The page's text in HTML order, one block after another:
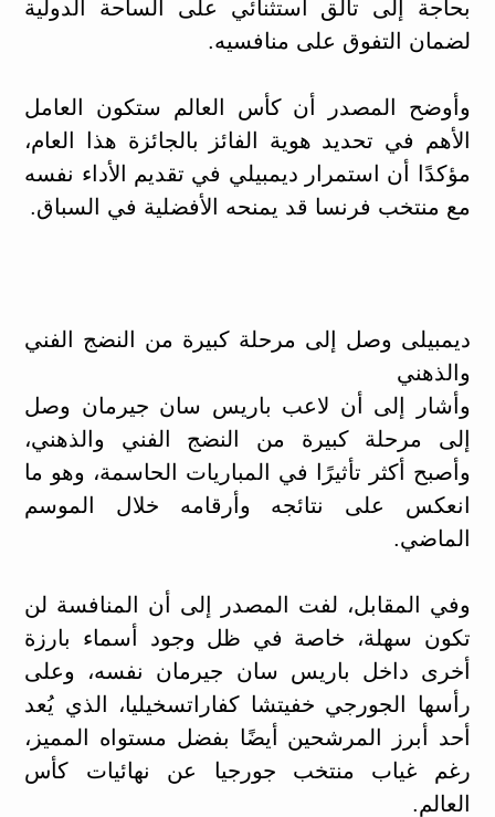
بحاجة إلى تألق استثنائي على الساحة الدولية
لضمان التفوق على منافسيه.
وأوضح المصدر أن كأس العالم ستكون العامل
الأهم في تحديد هوية الفائز بالجائزة هذا العام،
مؤكدًا أن استمرار ديمبيلي في تقديم الأداء نفسه
مع منتخب فرنسا قد يمنحه الأفضلية في السباق.
ديمبيلى وصل إلى مرحلة كبيرة من النضج الفني
والذهني
وأشار إلى أن لاعب باريس سان جيرمان وصل
إلى مرحلة كبيرة من النضج الفني والذهني،
وأصبح أكثر تأثيرًا في المباريات الحاسمة، وهو ما
انعكس على نتائجه وأرقامه خلال الموسم
الماضي.
وفي المقابل، لفت المصدر إلى أن المنافسة لن
تكون سهلة، خاصة في ظل وجود أسماء بارزة
أخرى داخل باريس سان جيرمان نفسه، وعلى
رأسها الجورجي خفيتشا كفاراتسخيليا، الذي يُعد
أحد أبرز المرشحين أيضًا بفضل مستواه المميز،
رغم غياب منتخب جورجيا عن نهائيات كأس
العالم.